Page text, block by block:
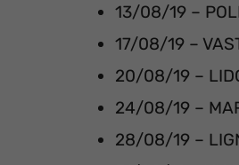
13/08/19 –
17/08/19 –
20/08/19 –
24/08/19 –
28/08/19 –